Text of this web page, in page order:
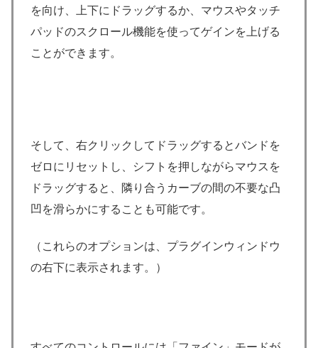
を向け、上下にドラッグするか、マウスやタッチ
パッドのスクロール機能を使ってゲインを上げる
ことができます。
そして、右クリックしてドラッグするとバンドを
ゼロにリセットし、シフトを押しながらマウスを
ドラッグすると、隣り合うカーブの間の不要な凸
凹を滑らかにすることも可能です。
（これらのオプションは、プラグインウィンドウ
の右下に表示されます。）